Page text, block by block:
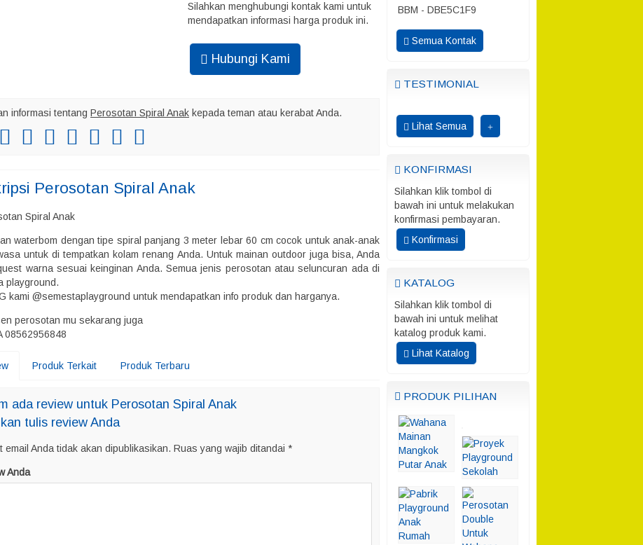
Silahkan menghubungi kontak kami untuk
mendapatkan informasi harga produk ini.
Hubungi Kami
informasi tentang Perosotan Spiral Anak kepada teman atau kerabat Anda.
Perosotan Spiral Anak
waterbom dengan tipe spiral panjang 3 meter lebar 60 cm cocok untuk anak-anak
untuk di tempatkan kolam renang Anda. Untuk mainan outdoor juga bisa, Anda
warna sesuai keinginan Anda. Semua jenis perosotan atau seluncuran ada di
playground.
kami @semestaplayground untuk mendapatkan info produk dan harganya.
perosotan mu sekarang juga
08562956848
Produk Terkait Produk Terbaru
ada review untuk Perosotan Spiral Anak
tulis review Anda
email Anda tidak akan dipublikasikan. Ruas yang wajib ditandai *
Anda
BBM - DBE5C1F9
Semua Kontak
TESTIMONIAL
Lihat Semua
KONFIRMASI
Silahkan klik tombol di
bawah ini untuk melakukan
konfirmasi pembayaran.
Konfirmasi
KATALOG
Silahkan klik tombol di
bawah ini untuk melihat
katalog produk kami.
Lihat Katalog
PRODUK PILIHAN